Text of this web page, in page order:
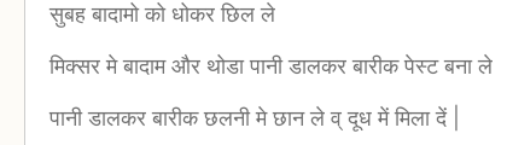
सुबह बादामो को धोकर छिल ले
मिक्सर मे बादाम और थोडा पानी डालकर बारीक पेस्ट बना ले
पानी डालकर बारीक छलनी मे छान ले व् दूध में मिला दें |